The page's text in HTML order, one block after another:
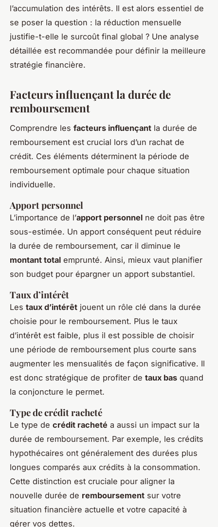
l’accumulation des intérêts. Il est alors essentiel de
se poser la question : la réduction mensuelle
justifie-t-elle le surcoût final global ? Une analyse
détaillée est recommandée pour définir la meilleure
stratégie financière.
Facteurs influençant la durée de
remboursement
Comprendre les facteurs influençant la durée de
remboursement est crucial lors d’un rachat de
crédit. Ces éléments déterminent la période de
remboursement optimale pour chaque situation
individuelle.
Apport personnel
L’importance de l’apport personnel ne doit pas être
sous-estimée. Un apport conséquent peut réduire
la durée de remboursement, car il diminue le
montant total emprunté. Ainsi, mieux vaut planifier
son budget pour épargner un apport substantiel.
Taux d’intérêt
Les taux d’intérêt jouent un rôle clé dans la durée
choisie pour le remboursement. Plus le taux
d’intérêt est faible, plus il est possible de choisir
une période de remboursement plus courte sans
augmenter les mensualités de façon significative. Il
est donc stratégique de profiter de taux bas quand
la conjoncture le permet.
Type de crédit racheté
Le type de crédit racheté a aussi un impact sur la
durée de remboursement. Par exemple, les crédits
hypothécaires ont généralement des durées plus
longues comparés aux crédits à la consommation.
Cette distinction est cruciale pour aligner la
nouvelle durée de remboursement sur votre
situation financière actuelle et votre capacité à
gérer vos dettes.